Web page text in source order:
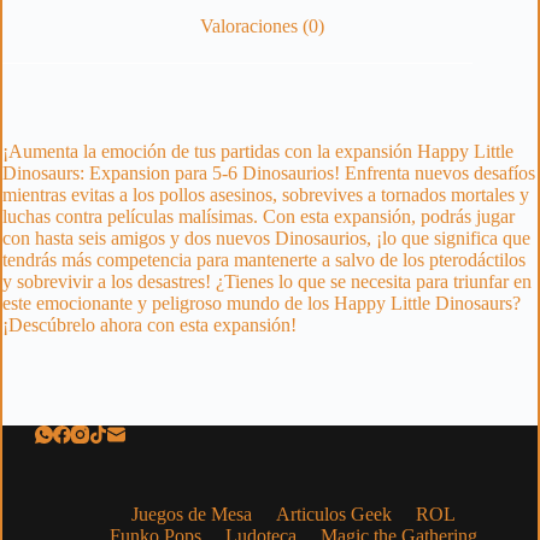
Valoraciones (0)
¡Aumenta la emoción de tus partidas con la expansión Happy Little
Dinosaurs: Expansion para 5-6 Dinosaurios! Enfrenta nuevos desafíos
mientras evitas a los pollos asesinos, sobrevives a tornados mortales y
luchas contra películas malísimas. Con esta expansión, podrás jugar
con hasta seis amigos y dos nuevos Dinosaurios, ¡lo que significa que
tendrás más competencia para mantenerte a salvo de los pterodáctilos
y sobrevivir a los desastres! ¿Tienes lo que se necesita para triunfar en
este emocionante y peligroso mundo de los Happy Little Dinosaurs?
¡Descúbrelo ahora con esta expansión!
Juegos de Mesa Articulos Geek
ROL
Funko Pops
Ludoteca Magic the Gathering